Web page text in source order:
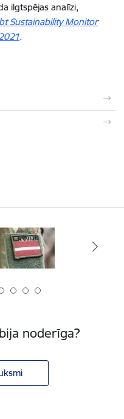
ilgtspējas analīzi,
Sustainability Monitor
.
noderīga?